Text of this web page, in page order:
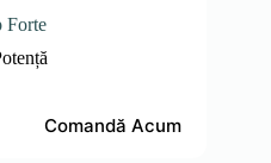
Forte
Comandă Acum